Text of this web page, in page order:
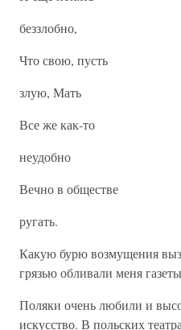
беззлобно,
Что свою, пусть
злую, Мать
Все же как-то
неудобно
Вечно в обществе
ругать.
Какую бурю возмущения
грязью обливали меня
Поляки очень любили и
искусство. В польских